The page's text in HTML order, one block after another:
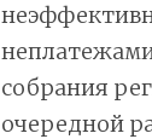
собрания
очередной